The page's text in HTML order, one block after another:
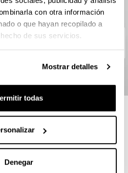
con otra información
o que hayan recopilado a
de sus servicios.
Mostrar detalles
todas
Denegar
ELEGIR ESTE
materias de Conservación,